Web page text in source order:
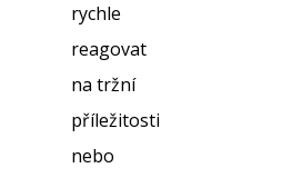
rychle
reagovat
na tržní
příležitosti
nebo